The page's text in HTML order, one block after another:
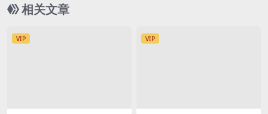
相关文章
VIP VIP